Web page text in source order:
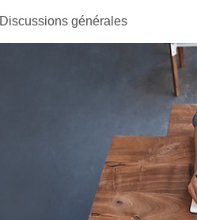
Discussions générales